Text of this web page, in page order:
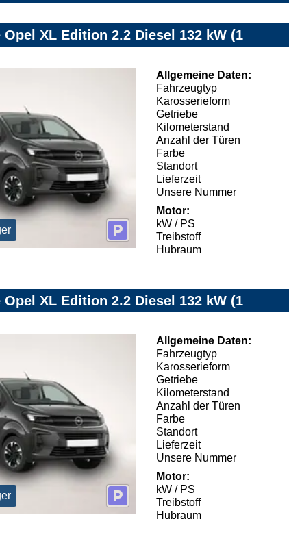
XL Edition 2.2 Diesel 132 kW (1
Allgemeine Daten:
Fahrzeugtyp
Karosserieform
Getriebe
Kilometerstand
Anzahl der Türen
Farbe
Standort
Lieferzeit
Unsere Nummer
Motor:
kW / PS
Treibstoff
Hubraum
XL Edition 2.2 Diesel 132 kW (1
Allgemeine Daten:
Fahrzeugtyp
Karosserieform
Getriebe
Kilometerstand
Anzahl der Türen
Farbe
Standort
Lieferzeit
Unsere Nummer
Motor:
kW / PS
Treibstoff
Hubraum